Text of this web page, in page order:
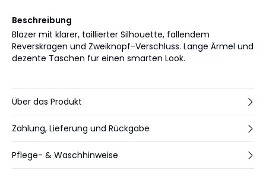
Beschreibung
Blazer mit klarer, taillierter Silhouette, fallendem
Reverskragen und Zweiknopf-Verschluss. Lange Ärmel und
dezente Taschen für einen smarten Look.
Über das Produkt
Zahlung, Lieferung und Rückgabe
Pflege- & Waschhinweise